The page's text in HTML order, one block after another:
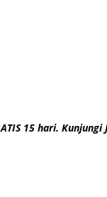
15 hari. Kunjungi